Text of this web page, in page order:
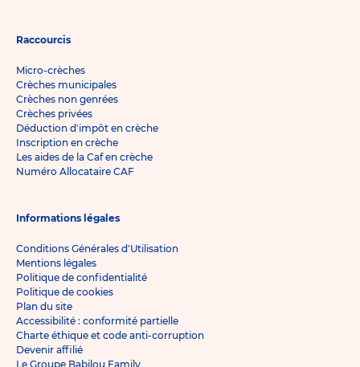
Raccourcis
Micro-crèches
Crèches municipales
Crèches non genrées
Crèches privées
Déduction d'impôt en crèche
Inscription en crèche
Les aides de la Caf en crèche
Numéro Allocataire CAF
Informations légales
Conditions Générales d'Utilisation
Mentions légales
Politique de confidentialité
Politique de cookies
Plan du site
Accessibilité : conformité partielle
Charte éthique et code anti-corruption
Devenir affilié
Le Groupe Babilou Family